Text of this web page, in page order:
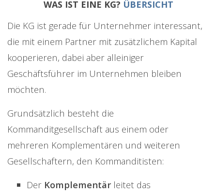
WAS IST EINE KG? ÜBERSICHT
Die KG ist gerade für Unternehmer interessant,
die mit einem Partner mit zusätzlichem Kapital
kooperieren, dabei aber alleiniger
Geschäftsführer im Unternehmen bleiben
möchten.
Grundsätzlich besteht die
Kommanditgesellschaft aus einem oder
mehreren Komplementären und weiteren
Gesellschaftern, den Kommanditisten:
Der Komplementär leitet das